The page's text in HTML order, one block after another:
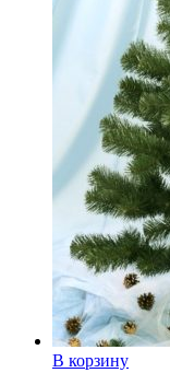
В корзину